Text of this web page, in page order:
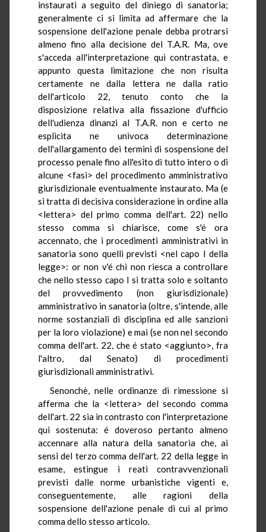
instaurati a seguito del diniego di sanatoria;
generalmente ci si limita ad affermare che la
sospensione dell'azione penale debba protrarsi
almeno fino alla decisione del T.A.R. Ma, ove
s'acceda all'interpretazione qui contrastata, e
appunto questa limitazione che non risulta
certamente ne dalla lettera ne dalla ratio
dell'articolo 22, tenuto conto che la
disposizione relativa alla fissazione d'ufficio
dell'udienza dinanzi al T.A.R. non e certo ne
esplicita ne univoca determinazione
dell'allargamento dei termini di sospensione del
processo penale fino all'esito di tutto intero o di
alcune <fasi> del procedimento amministrativo
giurisdizionale eventualmente instaurato. Ma (e
si tratta di decisiva considerazione in ordine alla
<lettera> del primo comma dell'art. 22) nello
stesso comma si chiarisce, come s'é ora
accennato, che i procedimenti amministrativi in
sanatoria sono quelli previsti <nel capo I della
legge>: or non v'é chi non riesca a controllare
che nello stesso capo I si tratta solo e soltanto
del provvedimento (non giurisdizionale)
amministrativo in sanatoria (oltre, s'intende, alle
norme sostanziali di disciplina ed alle sanzioni
per la loro violazione) e mai (se non nel secondo
comma dell'art. 22, che é stato <aggiunto>, fra
l'altro, dal Senato) di procedimenti
giurisdizionali amministrativi.
Senonchè, nelle ordinanze di rimessione si
afferma che la <lettera> del secondo comma
dell'art. 22 sia in contrasto con l'interpretazione
qui sostenuta: é doveroso pertanto almeno
accennare alla natura della sanatoria che, ai
sensi del terzo comma dell'art. 22 della legge in
esame, estingue i reati contravvenzionali
previsti dalle norme urbanistiche vigenti e,
conseguentemente, alle ragioni della
sospensione dell'azione penale di cui al primo
comma dello stesso articolo.